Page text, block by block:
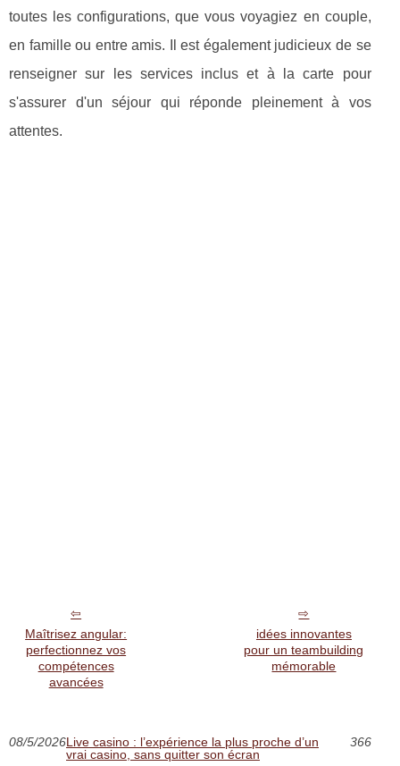
toutes les configurations, que vous voyagiez en couple,
en famille ou entre amis. Il est également judicieux de se
renseigner sur les services inclus et à la carte pour
s'assurer d'un séjour qui réponde pleinement à vos
attentes.
Maîtrisez angular:
perfectionnez vos
compétences
avancées
idées innovantes
pour un teambuilding
mémorable
08/5/2026Live casino : l’expérience la plus proche d’un
vrai casino, sans quitter son écran
366